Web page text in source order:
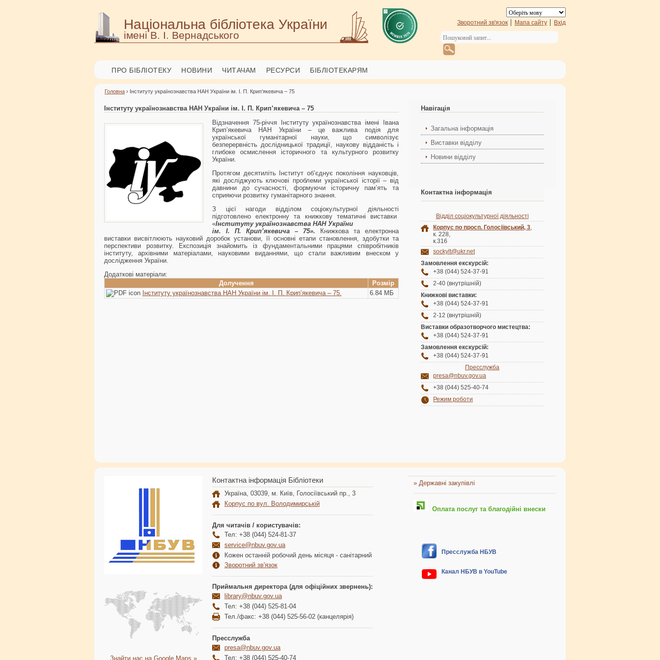
Національна бібліотека України
імені В. І. Вернадського
Зворотний зв'язок Мапа сайту Вхід
ПРО БІБЛІОТЕКУ НОВИНИ ЧИТАЧАМ РЕСУРСИ БІБЛІОТЕКАРЯМ
Головна › Інституту українознавства НАН України ім. І. П. Крип’якевича – 75
Інституту українознавства НАН України ім. І. П. Крип’якевича – 75
Відзначення 75-річчя Інституту українознавства імені Івана
Крип’якевича НАН України – це важлива подія для
української гуманітарної науки, що символізує
безперервність дослідницької традиції, наукову відданість і
глибоке осмислення історичного та культурного розвитку
України.
Протягом десятиліть Інститут об’єднує покоління науковців,
які досліджують ключові проблеми української історії – від
давнини до сучасності, формуючи історичну пам’ять та
сприяючи розвитку гуманітарного знання.
З цієї нагоди відділом соціокультурної діяльності
підготовлено електронну та книжкову тематичні виставки
«Інституту українознавства НАН України
ім. І. П. Крип’якевича – 75».
Книжкова та електронна
виставки висвітлюють науковий доробок установи, її основні етапи становлення, здобутки та
перспективи розвитку. Експозиція знайомить із фундаментальними працями співробітників
інституту, архівними матеріалами, науковими виданнями, що стали важливим внеском у
дослідження України.
Додаткові матеріали:
Долучення
Розмір
Інституту українознавства НАН України ім. І. П. Крип’якевича – 75.
6.84 МБ
Навігація
Загальна інформація
Виставки відділу
Новини відділу
Контактна інформація
Відділ соціокультурної діяльності
Корпус по просп. Голосіївський, 3,
к. 228,
к.316
sockylt@ukr.net
Замовлення екскурсій:
+38 (044) 524-37-91
2-40 (внутрішній)
Книжкові виставки:
+38 (044) 524-37-91
2-12 (внутрішній)
Виставки образотворчого мистецтва:
+38 (044) 524-37-91
Замовлення екскурсій:
+38 (044) 524-37-91
Пресслужба
presa@nbuv.gov.ua
+38 (044) 525-40-74
Режим роботи
Знайти нас на Google Maps »
Контактна інформація Бібліотеки
Україна, 03039, м. Київ, Голосіївський пр., 3
Корпус по вул. Володимирській
Для читачів / користувачів:
Тел: +38 (044) 524-81-37
service@nbuv.gov.ua
Кожен останній робочий день місяця - санітарний
Зворотний зв'язок
Приймальня директора (для офіційних звернень):
library@nbuv.gov.ua
Тел: +38 (044) 525-81-04
Тел./факс: +38 (044) 525-56-02 (канцелярія)
Пресслужба
presa@nbuv.gov.ua
Тел: +38 (044) 525-40-74
» Державні закупівлі
Оплата послуг та благодійні внески
Пресслужба НБУВ
Канал НБУВ в YouTube